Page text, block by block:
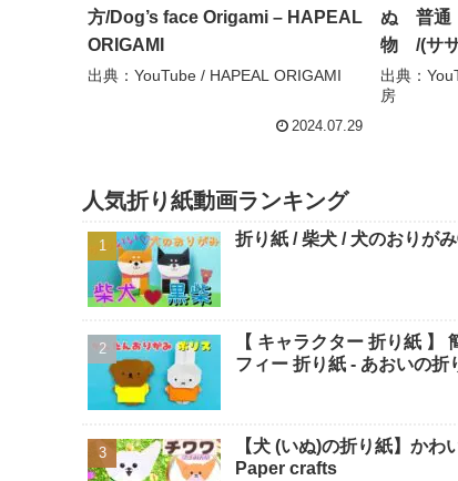
方/Dog’s face Origami – HAPEAL
ORIGAMI
出典：YouTube / HAPEAL ORIGAMI
2024.07.29
ぬ 普通
物 /(ササ
ササメイ
出典：
房
人気折り紙動画ランキング
【 キャラクター 折り紙 】
フィー 折り紙 - あおいの
【犬 (いぬ)の折り紙】か
Paper crafts